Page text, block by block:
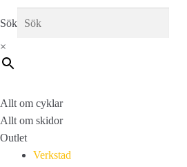
Sök
×
Allt om cyklar
Allt om skidor
Outlet
Verkstad